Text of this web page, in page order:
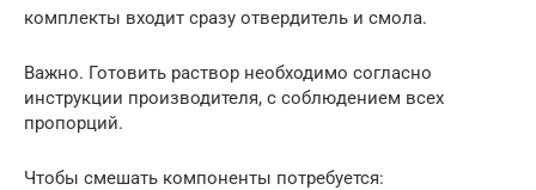
комплекты входит сразу отвердитель и смола.
Важно. Готовить раствор необходимо согласно
инструкции производителя, с соблюдением всех
пропорций.
Чтобы смешать компоненты потребуется: